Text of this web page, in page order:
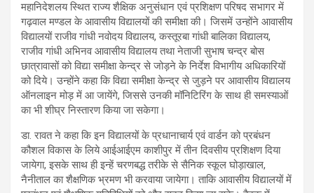
महानिदेशलय स्थित राज्य शैक्षिक अनुसंधान एवं प्रशिक्षण परिषद सभागर में
गढ़वाल मण्डल के आवासीय विद्यालयों की समीक्षा की। जिसमें उन्होंने आवासीय
विद्यालयों राजीव गांधी नवोदय विद्यालय, कस्तूरबा गांधी बालिका विद्यालय,
राजीव गांधी अभिनव आवासीय विद्यालय तथा नेताजी सुभाष चन्द्र बोस
छात्रावासों को विद्या समीक्षा केन्द्र से जोड़ने के निर्देश विभागीय अधिकारियों
को दिये। उन्होंने कहा कि विद्या समीक्षा केन्द्र से जुड़ने पर आवासीय विद्यालय
ऑनलाइन मोड़ में आ जायेंगे, जिससे उनकी मॉनिटिरिंग के साथ ही समस्याओं
का भी शीघ्र निस्तारण किया जा सकेगा।
डा. रावत ने कहा कि इन विद्यालयों के प्रधानाचार्य एवं वार्डन को प्रबंधन
कौशल विकास के लिये आईआईएम काशीपुर में तीन दिवसीय प्रशिक्षण दिया
जायेगा, इसके साथ ही इन्हें चरणबद्ध तरीके से सैनिक स्कूल घोड़ाखाल,
नैनीताल का शैक्षणिक भ्रमण भी करवाया जायेगा। ताकि आवासीय विद्यालयों में